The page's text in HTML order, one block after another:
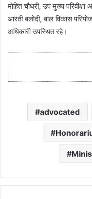
मोहित चौधरी, उप मुख्य
आरती बलोदी, बाल विकास
अधिकारी उपस्थित रहे।
advocated